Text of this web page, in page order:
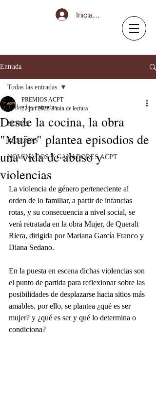
Iniciar sesión
Entrada
Todas las entradas
NOTAS
RESEÑAS
NOMINADOS Y GANADORES ACPT
Todas las entradas
Desde la cocina, la obra
"Mujer" plantea episodios de
una vida de abuso y
violencias
PREMIOS ACPT
27 jun 2022 3 min de lectura
La violencia de género perteneciente al
orden de lo familiar, a partir de infancias
rotas, y su consecuencia a nivel social, se
verá retratada en la obra Mujer, de Queralt
Riera, dirigida por Mariana García Franco y
Diana Sedano.
En la puesta en escena dichas violencias son
el punto de partida para reflexionar sobre las
posibilidades de desplazarse hacia sitios más
amables, por ello, se plantea ¿qué es ser
mujer? y ¿qué es ser y qué lo determina o
condiciona?